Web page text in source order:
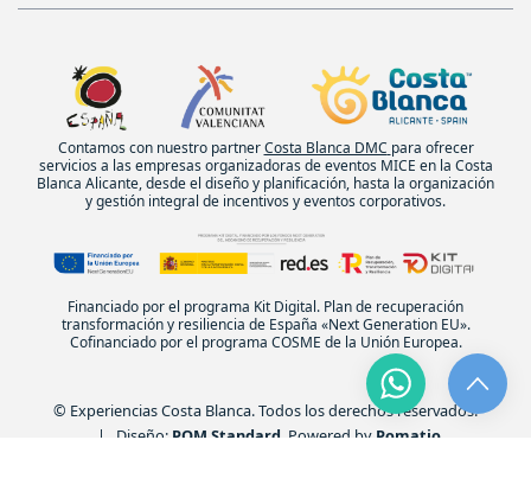
Contamos con nuestro partnerCosta Blanca DMC para ofrecer
servicios a las empresas organizadoras de eventos MICE en la Costa
Blanca Alicante, desde el diseño y planificación, hasta la organización
y gestión integral de incentivos y eventos corporativos.
Financiado por el programa Kit Digital. Plan de recuperación
transformación y resiliencia de España «Next Generation EU».
Cofinanciado por el programa COSME de la Unión Europea.
© Experiencias Costa Blanca. Todos los derechos reservados.
| Diseño: POM Standard . Powered by Pomatio